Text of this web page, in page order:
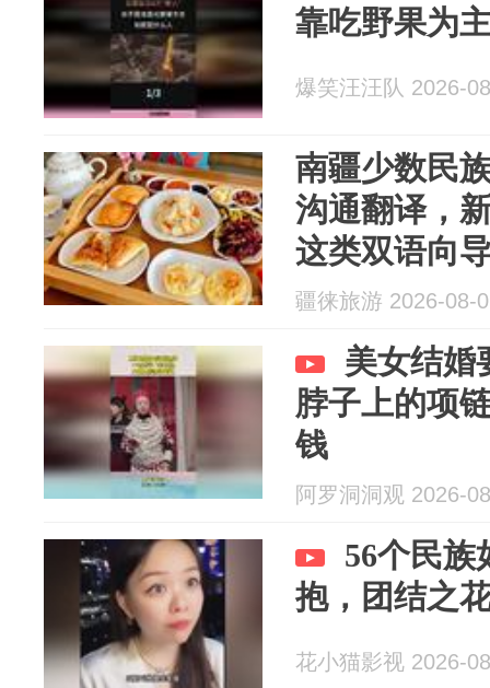
靠吃野果为
爆笑汪汪队 2026-
南疆少数民
沟通翻译，
这类双语向
疆徕旅游 2026-08-
美女结婚
脖子上的项
钱
阿罗洞洞观 2026-
56个民族
抱，团结之
花小猫影视 2026-